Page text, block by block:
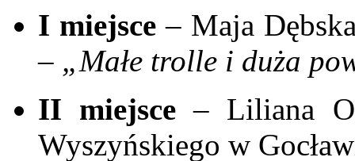
I miejsce – Maja
– „Małe trolle i duża
II miejsce – Liliana
Wyszyńskiego w